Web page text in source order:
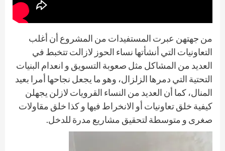
من جهتهن عبرت المستفيدات من المشروع أن أغلب
التعاونيات التي أنشأتها نساء الحوز لازالت تتخبط في
العديد من المشاكل مثل صعوبة التسويق و انعدام البنيات
التحتية التي دمرها الزلزال، وهو ما يجعل نجاحها أمرا بعيد
المنال، كما أن العديد من النساء القرويات لازلن يجهلن
كيفية خلق تعاونيات أو الانخراط فيها و كذا خلق مقاولات
صغرى و متوسطة لتحقيق مشاريع مدرة للدخل.